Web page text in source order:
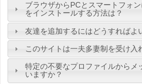
ブラウザからPCとスマートフォ
をインストールする方法は？
友達を追加するにはどうすればよ
このサイトは一夫多妻制を受け入
特定の不要なプロファイルからメ
いますか？